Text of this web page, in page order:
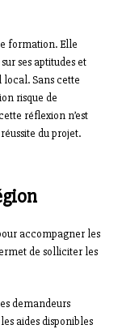
formation. Elle
ses aptitudes et
Sans cette
risque de
réflexion n’est
du projet.
accompagner les
de solliciter les
demandeurs
aides disponibles